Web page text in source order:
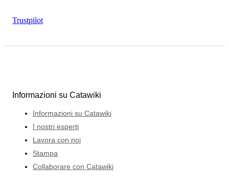
Trustpilot
Informazioni su Catawiki
Informazioni su Catawiki
I nostri esperti
Lavora con noi
Stampa
Collaborare con Catawiki